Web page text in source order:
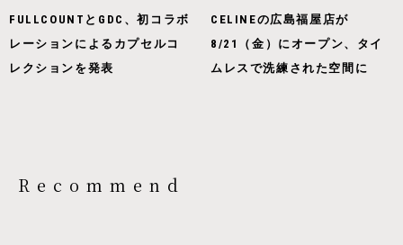
FULLCOUNTとGDC、初コラボ
レーションによるカプセルコ
レクションを発表
CELINEの広島福屋店が
8/21（金）にオープン、タイ
ムレスで洗練された空間に
Recommend